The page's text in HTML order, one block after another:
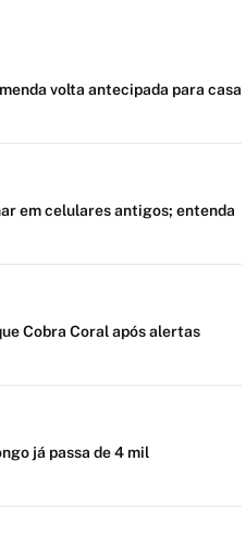
volta antecipada para casa
em celulares antigos; entenda
Cobra Coral após alertas
já passa de 4 mil